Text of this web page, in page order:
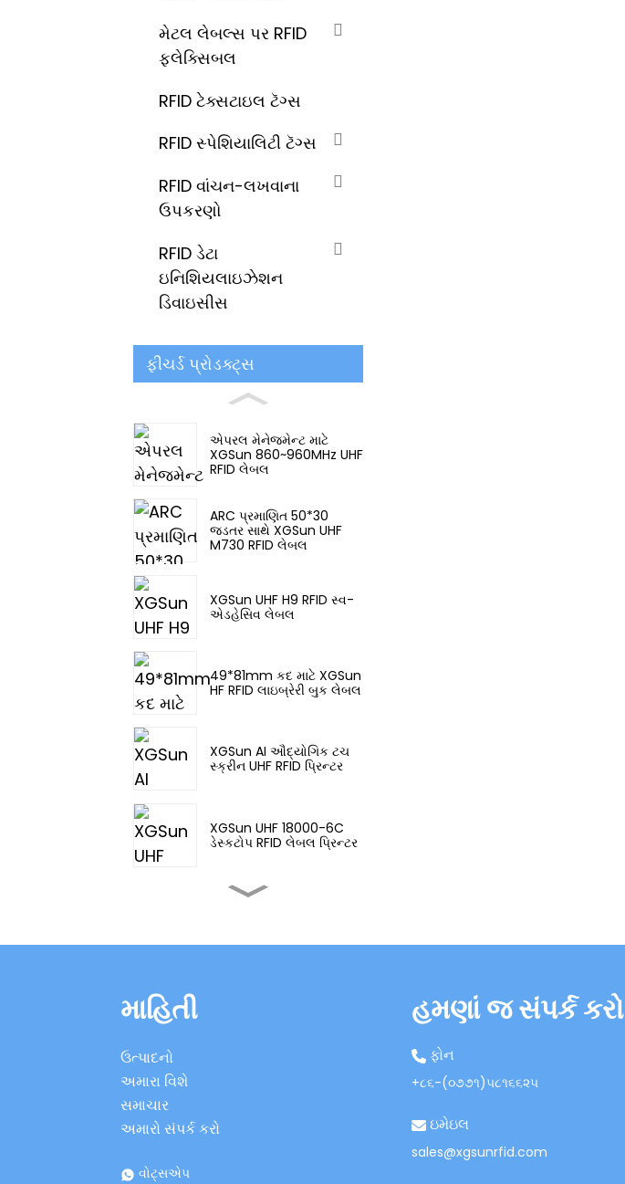
મેટલ લેબલ્સ પર RFID
ફ્લેક્સિબલ
RFID ટેક્સટાઇલ ટૅગ્સ
RFID સ્પેશિયાલિટી ટૅગ્સ
RFID વાંચન-લખવાના
ઉપકરણો
RFID ડેટા
ઇનિશિયલાઇઝેશન
ડિવાઇસીસ
ફીચર્ડ પ્રોડક્ટ્સ
એપરલ મેનેજમેન્ટ માટે
XGSun 860~960MHz UHF
RFID લેબલ
ARC પ્રમાણિત 50*30
જડતર સાથે XGSun UHF
M730 RFID લેબલ
XGSun UHF H9 RFID સ્વ-
એડહેસિવ લેબલ
49*81mm કદ માટે XGSun
HF RFID લાઇબ્રેરી બુક લેબલ
XGSun AI ઔદ્યોગિક ટચ
સ્ક્રીન UHF RFID પ્રિન્ટર
XGSun UHF 18000-6C
ડેસ્કટોપ RFID લેબલ પ્રિન્ટર
XGSun ઇન્ડસ્ટ્રીયલ ટચ
XGSun અલ્ટ્રા થિન
પ્રિન્ટેબલ UHF ઓન મેટલ
માહિતી
ઉત્પાદનો
અમારા વિશે
સમાચાર
અમારો સંપર્ક કરો
વોટ્સએપ
હમણાં જ સંપર્ક કરો
ફોન
+૮૬-(૦૭૭૧)૫૮૧૬૬૨૫
ઇમેઇલ
sales@xgsunrfid.com